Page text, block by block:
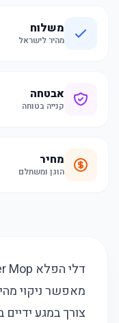
משלוח
מהיר לישראל
אבטחה
קנייה בטוחה
מחיר
הוגן ומשתלם
מאפשר ניקוי
צורך במגע